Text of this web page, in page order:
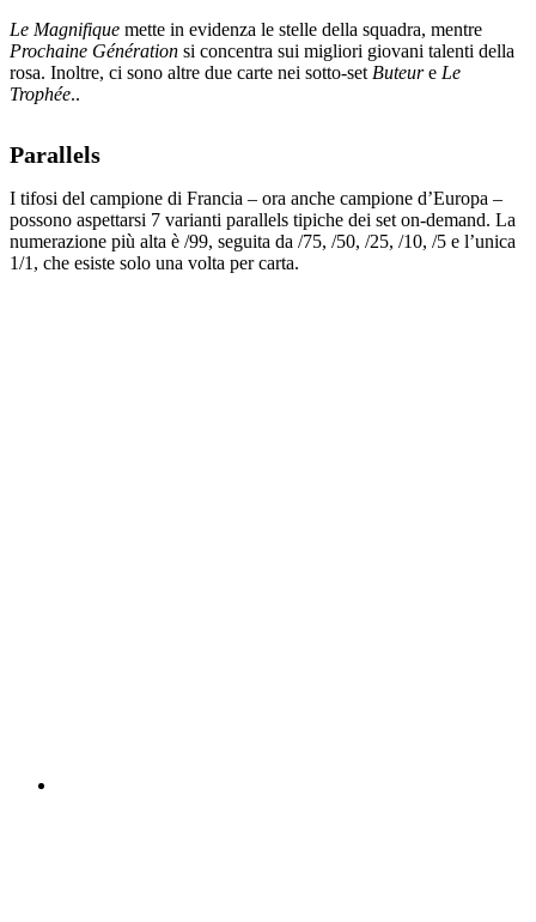
Le Magnifique mette in evidenza le stelle della squadra, mentre
Prochaine Génération si concentra sui migliori giovani talenti della
rosa. Inoltre, ci sono altre due carte nei sotto-set Buteure Le
Trophée..
Parallels
I tifosi del campione di Francia – ora anche campione d’Europa –
possono aspettarsi 7 varianti parallels tipiche dei set on-demand. La
numerazione più alta è /99, seguita da /75, /50, /25, /10, /5 e l’unica
1/1, che esiste solo una volta per carta.